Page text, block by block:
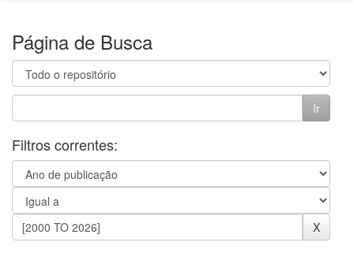
Página de Busca
Filtros correntes: